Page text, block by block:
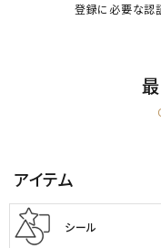
登録に必要な認
アイテム
シール